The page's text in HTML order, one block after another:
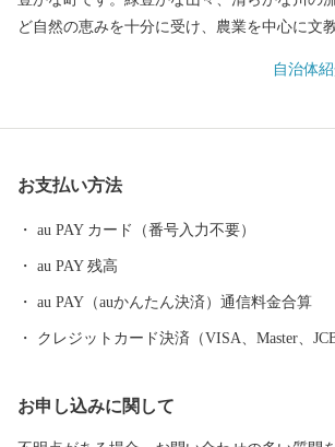
ど自然の恵みを十分に受け、農業を中心に文
ちてくる鮎を捕る梁(やな)漁ですが、甲佐の
した。 阿蘇神社の"二の宮"とも 甲佐神社は、
蘇神社、甲佐神社、健軍神社、郡浦神社を総
家文書」にたびたび登場します。豊福荘生ま
元寇での奮戦を描かせた『蒙古襲来絵詞』は
納されたと伝えられます。鳥居をくぐった参
自治体
お支払い方法
au PAY カード（番号入力不要）
au PAY 残高
au PAY（auかんたん決済）通信料金合算
クレジットカード決済（VISA、Master、
お申し込みに関して